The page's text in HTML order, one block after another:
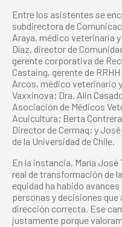
Entre los asistentes se
subdirectora de
Araya, médico veterinaria
Díaz, director de
gerente corporativa de
Castaing, gerente de
Arcos, médico veterinario
Vaxxinova; Dra. Alin
Asociación de Médicos
Acuicultura; Berta
Director de Cermaq; y
de la Universidad de Chile.
En la instancia, María
real de transformación de
equidad ha habido
personas y decisiones que
dirección correcta. Ese
justamente porque